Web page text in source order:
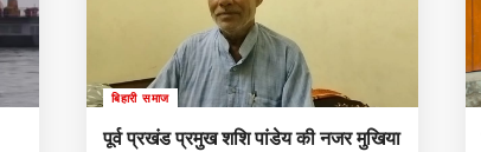
बिहारी समाज
पूर्व प्रखंड प्रमुख शशि पांडेय की नजर मुखिया